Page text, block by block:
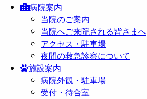
病院案内
当院のご案内
当院へご来院される皆さまへ
アクセス・駐車場
夜間の救急診察について
施設案内
病院外観・駐車場
受付・待合室